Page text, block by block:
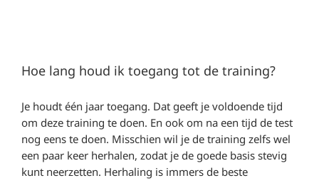
Hoe lang houd ik toegang tot de training?
Je houdt één jaar toegang. Dat geeft je voldoende tijd
om deze training te doen. En ook om na een tijd de test
nog eens te doen. Misschien wil je de training zelfs wel
een paar keer herhalen, zodat je de goede basis stevig
kunt neerzetten. Herhaling is immers de beste